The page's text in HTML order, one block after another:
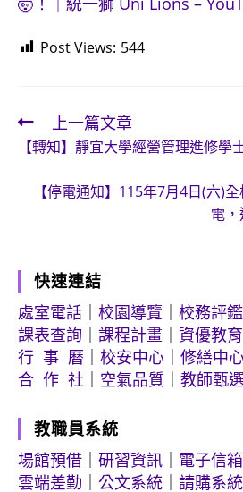
Post Views: 544
Read
more
articles
上一篇文章
【轉知】靜宜大學經營管理進修學
【停電通知】115年7月4日(六)
電
快速連結
處室電話
校園導覽
校務評鑑
課表查詢
課程計畫
資優教育
行 事 曆
校安中心
修繕中
合 作 社
空氣品質 教師甄
教職員系統
場館預借
研習資訊
電子信箱
雲端差勤
公文系統
請購系統